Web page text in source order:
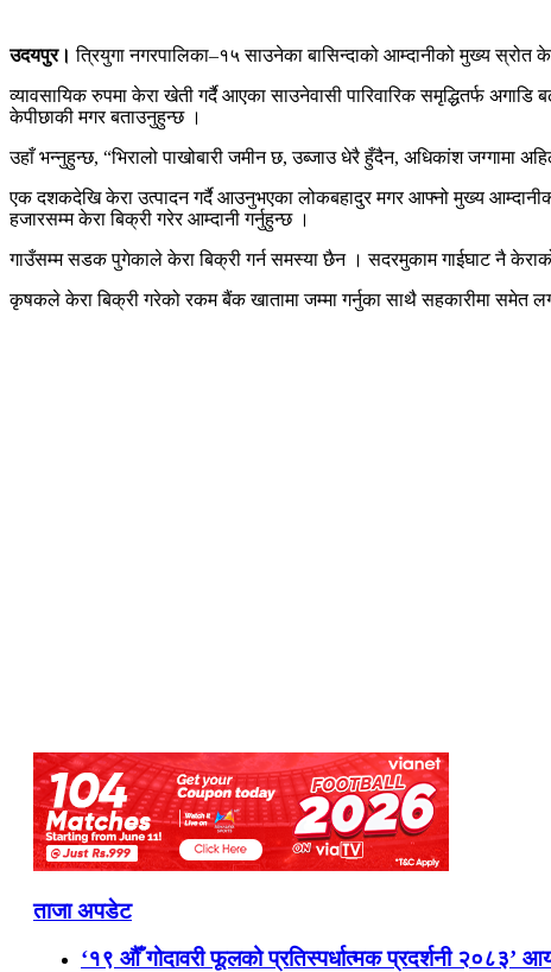
उदयपुर। त्रियुगा नगरपालिका–१५ साउनेका बासिन्दाको आम्दानीको मुख्य स्रोत
व्यावसायिक रुपमा केरा खेती गर्दै आएका साउनेवासी पारिवारिक समृद्धितर्फ
केपीछाकी मगर बताउनुहुन्छ ।
उहाँ भन्नुहुन्छ, “भिरालो पाखोबारी जमीन छ, उब्जाउ धेरै हुँदैन, अधिकांश जग्गामा
एक दशकदेखि केरा उत्पादन गर्दै आउनुभएका लोकबहादुर मगर आफ्नो मुख्य
हजारसम्म केरा बिक्री गरेर आम्दानी गर्नुहुन्छ ।
गाउँसम्म सडक पुगेकाले केरा बिक्री गर्न समस्या छैन । सदरमुकाम गाईघाट नै
कृषकले केरा बिक्री गरेको रकम बैंक खातामा जम्मा गर्नुका साथै सहकारीमा समेत
ताजा अपडेट
‘१९ औँ गोदावरी फूलको प्रतिस्पर्धात्मक प्रदर्शनी